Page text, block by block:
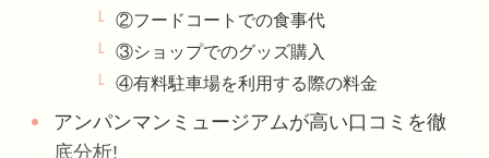
②フードコートでの食事代
③ショップでのグッズ購入
④有料駐車場を利用する際の料金
アンパンマンミュージアムが高い口コミを徹
底分析!